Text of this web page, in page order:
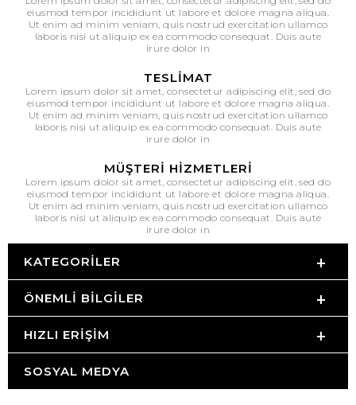
eiusmod tempor incididunt ut labore et dolore magna aliqua.
Ut enim ad minim veniam, quis nostrud exercitation ullamco
laboris nisi ut aliquip ex ea commodo consequat. Duis aute
irure dolor in
TESLIMAT
Lorem ipsum dolor sit amet, consectetur adipiscing elit, sed do
eiusmod tempor incididunt ut labore et dolore magna aliqua.
Ut enim ad minim veniam, quis nostrud exercitation ullamco
laboris nisi ut aliquip ex ea commodo consequat. Duis aute
irure dolor in
MÜŞTERI HIZMETLERI
Lorem ipsum dolor sit amet, consectetur adipiscing elit, sed do
eiusmod tempor incididunt ut labore et dolore magna aliqua.
Ut enim ad minim veniam, quis nostrud exercitation ullamco
laboris nisi ut aliquip ex ea commodo consequat. Duis aute
irure dolor in
KATEGORILER
ÖNEMLI BILGILER
HIZLI ERIŞIM
SOSYAL MEDYA